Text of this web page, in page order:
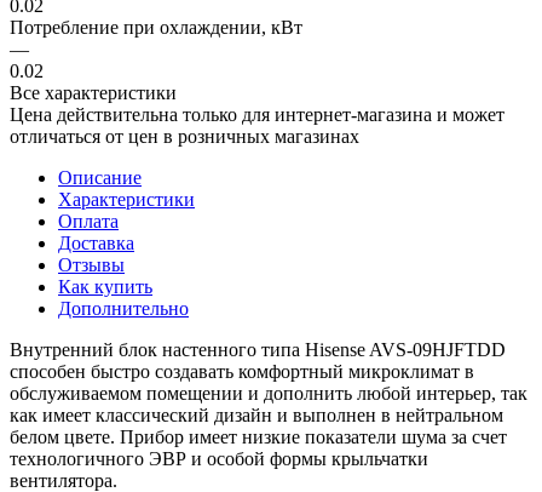
0.02
Потребление при охлаждении, кВт
—
0.02
Все характеристики
Цена действительна только для интернет-магазина и может
отличаться от цен в розничных магазинах
Описание
Характеристики
Оплата
Доставка
Отзывы
Как купить
Дополнительно
Внутренний блок настенного типа Hisense AVS-09HJFTDD
способен быстро создавать комфортный микроклимат в
обслуживаемом помещении и дополнить любой интерьер, так
как имеет классический дизайн и выполнен в нейтральном
белом цвете. Прибор имеет низкие показатели шума за счет
технологичного ЭВР и особой формы крыльчатки
вентилятора.